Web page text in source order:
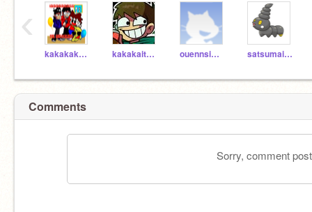
kakakakakakakakaito kakakaito--- ouennsimasuyo satsumaimosan
‹
Comments
Sorry, comment